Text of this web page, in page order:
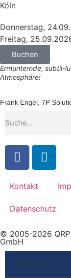
Köln
Donnerstag,
Freitag,
Buchen
Ermunternde, subtil-
Atmosphäre!
Frank Engel, 7P
Kontakt
Datenschutz
© 2005-2026
GmbH
Seminare